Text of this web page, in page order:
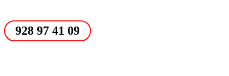
928 97 41 09